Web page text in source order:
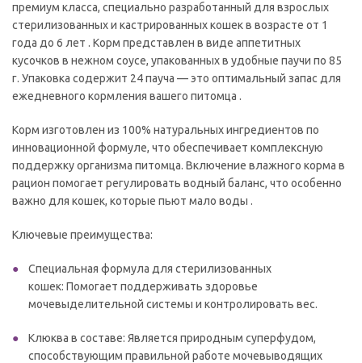
премиум класса, специально разработанный для взрослых
стерилизованных и кастрированных кошек в возрасте от 1
года до 6 лет . Корм представлен в виде аппетитных
кусочков в нежном соусе, упакованных в удобные паучи по 85
г. Упаковка содержит 24 пауча — это оптимальный запас для
ежедневного кормления вашего питомца .
Корм изготовлен из 100% натуральных ингредиентов по
инновационной формуле, что обеспечивает комплексную
поддержку организма питомца. Включение влажного корма в
рацион помогает регулировать водный баланс, что особенно
важно для кошек, которые пьют мало воды .
Ключевые преимущества:
Специальная формула для стерилизованных
кошек: Помогает поддерживать здоровье
мочевыделительной системы и контролировать вес.
Клюква в составе: Является природным суперфудом,
способствующим правильной работе мочевыводящих